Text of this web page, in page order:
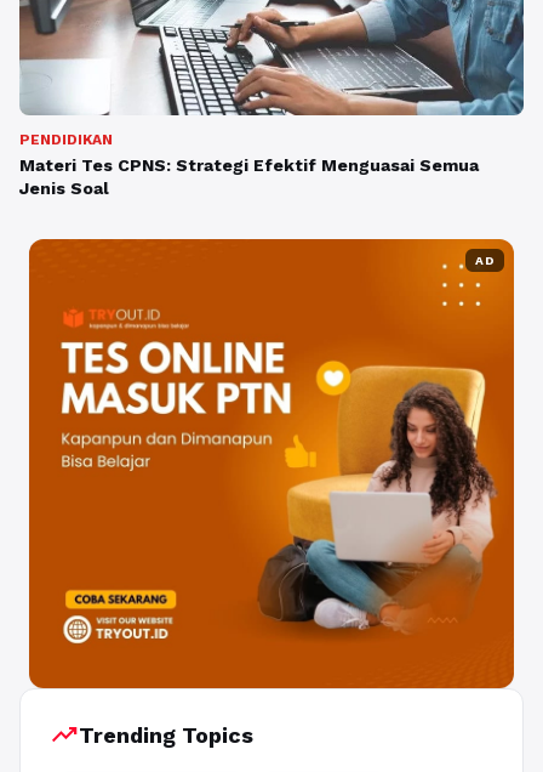
PENDIDIKAN
Materi Tes CPNS: Strategi Efektif Menguasai Semua
Jenis Soal
AD
trending_upTrending Topics